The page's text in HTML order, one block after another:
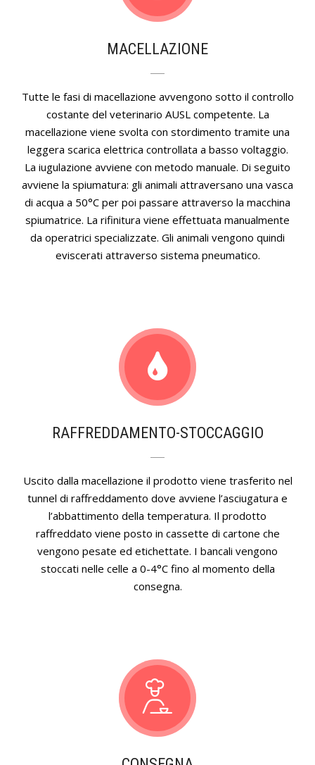
MACELLAZIONE
Tutte le fasi di macellazione avvengono sotto il controllo
costante del veterinario AUSL competente. La
macellazione viene svolta con stordimento tramite una
leggera scarica elettrica controllata a basso voltaggio.
La iugulazione avviene con metodo manuale. Di seguito
avviene la spiumatura: gli animali attraversano una vasca
di acqua a 50°C per poi passare attraverso la macchina
spiumatrice. La rifinitura viene effettuata manualmente
da operatrici specializzate. Gli animali vengono quindi
eviscerati attraverso sistema pneumatico.
RAFFREDDAMENTO-STOCCAGGIO
Uscito dalla macellazione il prodotto viene trasferito nel
tunnel di raffreddamento dove avviene l’asciugatura e
l’abbattimento della temperatura. Il prodotto
raffreddato viene posto in cassette di cartone che
vengono pesate ed etichettate. I bancali vengono
stoccati nelle celle a 0-4°C fino al momento della
consegna.